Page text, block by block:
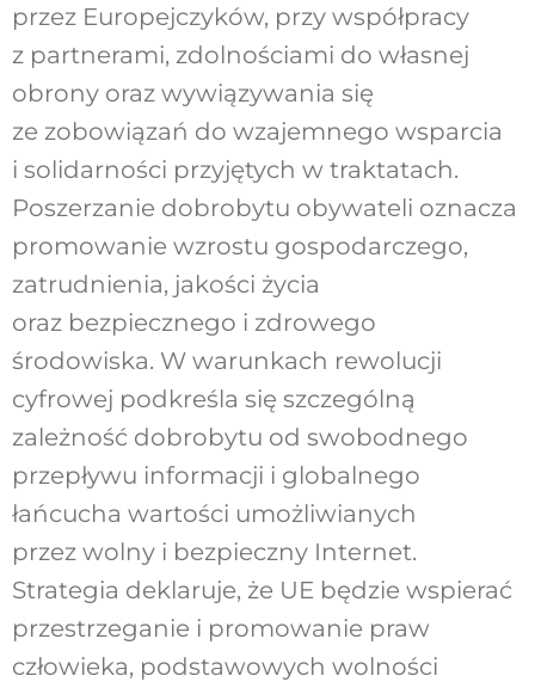
przez Europejczyków, przy współpracy
z partnerami, zdolnościami do własnej
obrony oraz wywiązywania się
ze zobowiązań do wzajemnego wsparcia
i solidarności przyjętych w traktatach.
Poszerzanie dobrobytu obywateli oznacza
promowanie wzrostu gospodarczego,
zatrudnienia, jakości życia
oraz bezpiecznego i zdrowego
środowiska. W warunkach rewolucji
cyfrowej podkreśla się szczególną
zależność dobrobytu od swobodnego
przepływu informacji i globalnego
łańcucha wartości umożliwianych
przez wolny i bezpieczny Internet.
Strategia deklaruje, że UE będzie wspierać
przestrzeganie i promowanie praw
człowieka, podstawowych wolności